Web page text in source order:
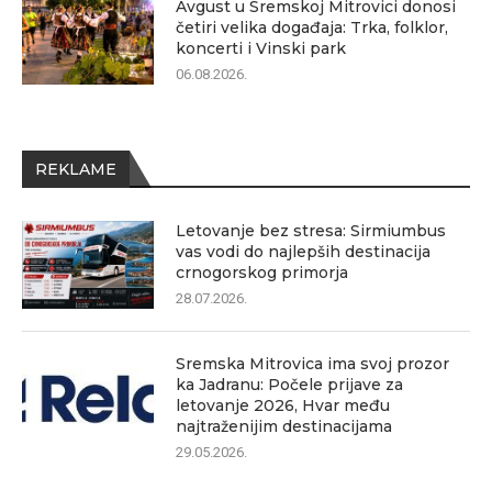
Avgust u Sremskoj Mitrovici donosi
četiri velika događaja: Trka, folklor,
koncerti i Vinski park
06.08.2026.
REKLAME
Letovanje bez stresa: Sirmiumbus
vas vodi do najlepših destinacija
crnogorskog primorja
28.07.2026.
Sremska Mitrovica ima svoj prozor
ka Jadranu: Počele prijave za
letovanje 2026, Hvar među
najtraženijim destinacijama
29.05.2026.